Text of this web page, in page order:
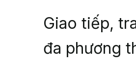
Giao tiếp,
đa phương